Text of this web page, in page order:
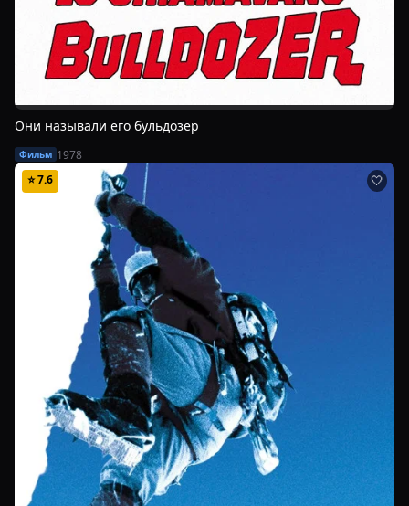
Они называли его бульдозер
Фильм 1978
⭐7.6 🤍